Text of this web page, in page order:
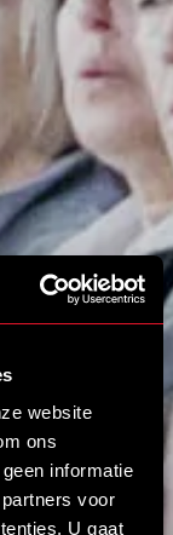
website
ons
informatie
voor
U gaat